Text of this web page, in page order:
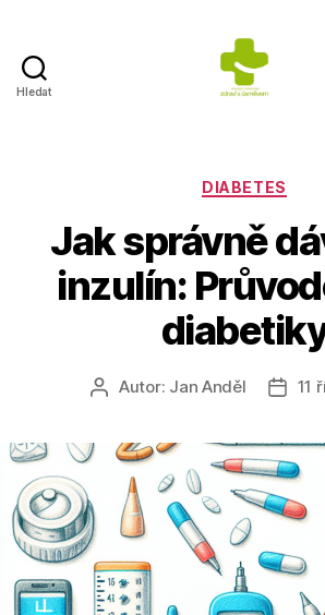
Hledat
místě
Rubriky
DIABETES
Jak správně
inzulín:
AutorAutor: Jan Anděl 11